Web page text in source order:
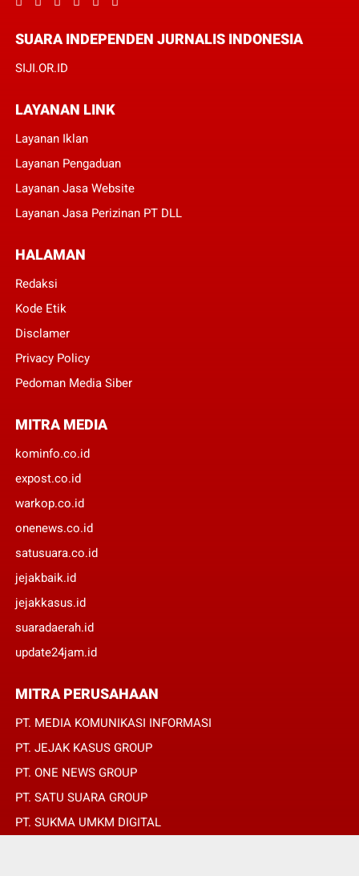
SUARA INDEPENDEN JURNALIS INDONESIA
SIJI.OR.ID
LAYANAN LINK
Layanan Iklan
Layanan Pengaduan
Layanan Jasa Website
Layanan Jasa Perizinan PT DLL
HALAMAN
Redaksi
Kode Etik
Disclamer
Privacy Policy
Pedoman Media Siber
MITRA MEDIA
kominfo.co.id
expost.co.id
warkop.co.id
onenews.co.id
satusuara.co.id
jejakbaik.id
jejakkasus.id
suaradaerah.id
update24jam.id
MITRA PERUSAHAAN
PT. MEDIA KOMUNIKASI INFORMASI
PT. JEJAK KASUS GROUP
PT. ONE NEWS GROUP
PT. SATU SUARA GROUP
PT. SUKMA UMKM DIGITAL